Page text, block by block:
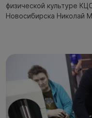
физической культуре
Новосибирска Николай